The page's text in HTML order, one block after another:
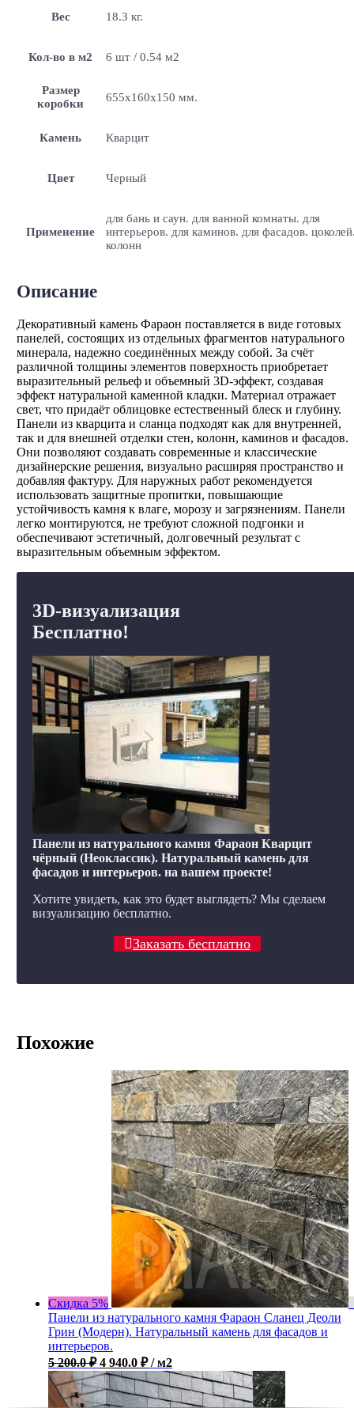
Вес 18.3 кг.
Кол-во в м2 6 шт / 0.54 м2
Размер
коробки
655х160х150 мм.
Камень Кварцит
Цвет Черный
Применение
для бань и саун. для ванной комнаты. для
интерьеров. для каминов. для фасадов.
колонн
Описание
Декоративный камень Фараон поставляется в виде готовых
панелей, состоящих из отдельных фрагментов натурального
минерала, надежно соединённых между собой. За счёт
различной толщины элементов поверхность приобретает
выразительный рельеф и объемный 3D-эффект, создавая
эффект натуральной каменной кладки. Материал отражает
свет, что придаёт облицовке естественный блеск и глубину.
Панели из кварцита и сланца подходят как для внутренней,
так и для внешней отделки стен, колонн, каминов и фасадов.
Они позволяют создавать современные и классические
дизайнерские решения, визуально расширяя пространство и
добавляя фактуру. Для наружных работ рекомендуется
использовать защитные пропитки, повышающие
устойчивость камня к влаге, морозу и загрязнениям. Панели
легко монтируются, не требуют сложной подгонки и
обеспечивают эстетичный, долговечный результат с
выразительным объемным эффектом.
3D-визуализация
Бесплатно!
Панели из натурального камня Фараон Кварцит
чёрный (Неоклассик). Натуральный камень для
фасадов и интерьеров. на вашем проекте!
Хотите увидеть, как это будет выглядеть? Мы сделаем
визуализацию бесплатно.
Заказать бесплатно
Похожие
Скидка 5%
Панели из натурального камня Фараон Сланец Деоли
Грин (Модерн). Натуральный камень для фасадов и
интерьеров.
5 200.0₽ 4 940.0 ₽ / м2